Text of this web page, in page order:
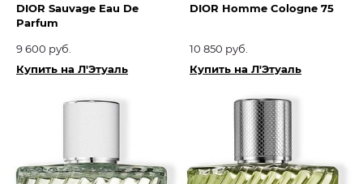
DIOR Sauvage Eau De
Parfum
9 600 руб.
Купить на Л'Этуаль
DIOR Homme Cologne 75
10 850 руб.
Купить на Л'Этуаль